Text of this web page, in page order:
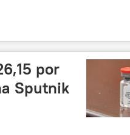
por
Sputnik